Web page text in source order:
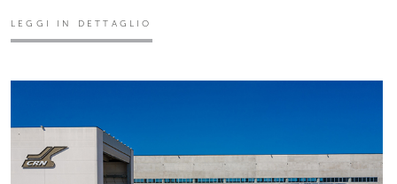
LEGGI IN DETTAGLIO